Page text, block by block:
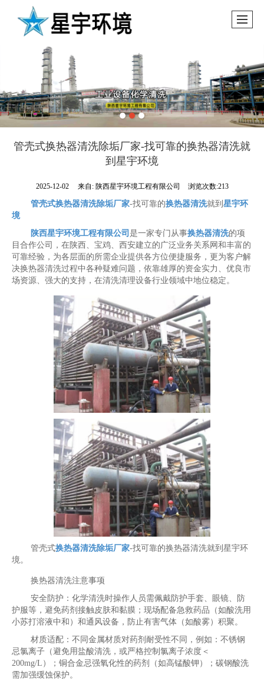
管壳式换热器清洗除垢厂家-找可靠的换热器清洗就
到星宇环境
2025-12-02 来自: 陕西星宇环境工程有限公司 浏览次数:213
管壳式换热器清洗除垢厂家-找可靠的换热器清洗就到 星宇环
境
陕西星宇环境工程有限公司 是一家专门从事换热器清洗的项
目合作公司，在陕西、宝鸡、西安建立的广泛业务关系网和丰富的
可靠经验，为各层面的所需企业提供各方位便捷服务，更为客户解
决换热器清洗过程中各种疑难问题，依靠雄厚的资金实力、优良市
场资源、强大的支持，在清洗清理设备行业领域中地位稳定。
管壳式换热器清洗除垢厂家-找可靠的换热器清洗就到星宇环
境。
换热器清洗注意事项
安全防护：化学清洗时操作人员需佩戴防护手套、眼镜、防
护服等，避免药剂接触皮肤和黏膜；现场配备急救药品（如酸洗用
小苏打溶液中和）和通风设备，防止有害气体（如酸雾）积聚。
材质适配：不同金属材质对药剂耐受性不同，例如：不锈钢
忌氯离子（避免用盐酸清洗，或严格控制氯离子浓度＜
200mg/L）；铜合金忌强氧化性的药剂（如高锰酸钾）；碳钢酸洗
需加强缓蚀保护。